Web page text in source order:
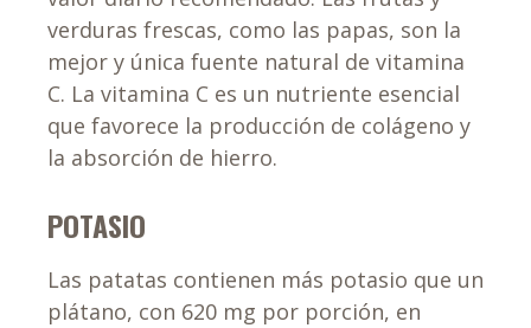
verduras frescas, como las papas, son la
mejor y única fuente natural de vitamina
C. La vitamina C es un nutriente esencial
que favorece la producción de colágeno y
la absorción de hierro.
POTASIO
Las patatas contienen más potasio que un
plátano, con 620 mg por porción, en